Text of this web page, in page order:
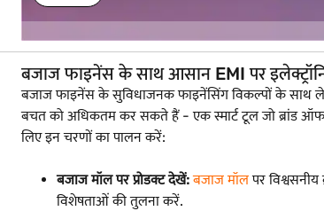
बजाज फाइनेंस के साथ आसान EMI पर
बजाज फाइनेंस के सुविधाजनक फाइनेंसिंग विकल्पों के साथ
बचत को अधिकतम कर सकते हैं - एक स्मार्ट टूल जो ब्रांड
लिए इन चरणों का पालन करें:
बजाज मॉल पर प्रोडक्ट देखें: बजाज मॉलपर
विशेषताओं की तुलना करें.